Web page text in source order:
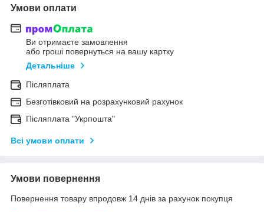
Умови оплати
Ви отримаєте замовлення
або гроші повернуться на вашу картку
Детальніше
Післяплата
Безготівковий на розрахунковий рахунок
Післяплата "Укрпошта"
Всі умови оплати
Умови повернення
Повернення товару впродовж 14 днів за рахунок покупця